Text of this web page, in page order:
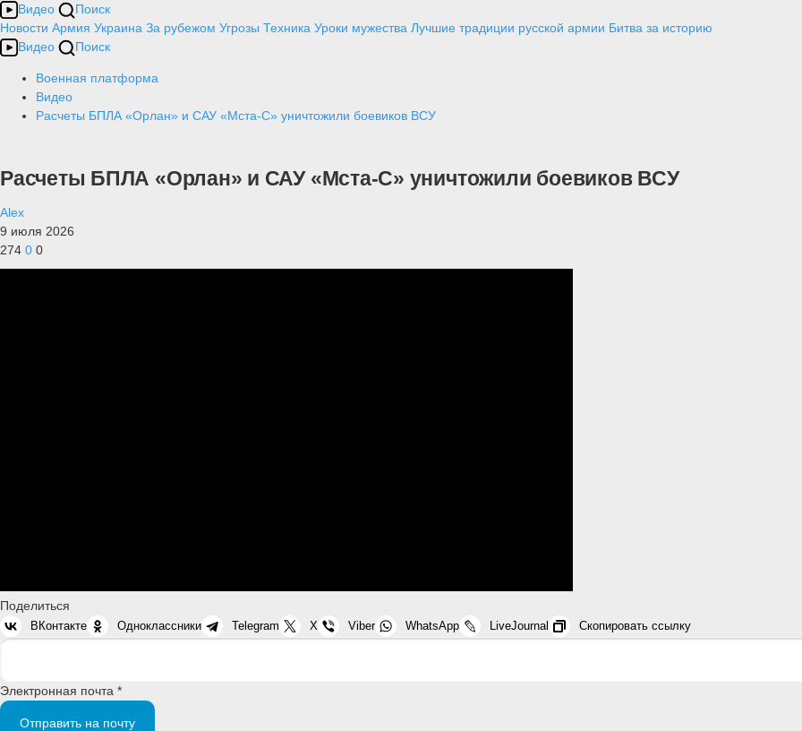
Видео
Поиск
Новости Армия Украина За рубежом Угрозы Техника Уроки мужества Лучшие традиции русской армии Битва за историю
Видео
Поиск
Военная платформа
Видео
Расчеты БПЛА «Орлан» и САУ «Мста-С» уничтожили боевиков ВСУ
Расчеты БПЛА «Орлан» и САУ «Мста-С» уничтожили боевиков ВСУ
Alex
9 июля 2026
274 0 0
Поделиться
ВКонтакте Одноклассники Telegram X Viber WhatsApp LiveJournal Скопировать ссылку
Электронная почта *
Отправить на почту